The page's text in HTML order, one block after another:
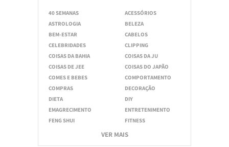
40 SEMANAS
ACESSÓRIOS
ASTROLOGIA
BELEZA
BEM-ESTAR
CABELOS
CELEBRIDADES
CLIPPING
COISAS DA BAHIA
COISAS DA JU
COISAS DE JEE
COISAS DO JAPÃO
COMES E BEBES
COMPORTAMENTO
COMPRAS
DECORAÇÃO
DIETA
DIY
EMAGRECIMENTO
ENTRETENIMENTO
FENG SHUI
FITNESS
VER MAIS